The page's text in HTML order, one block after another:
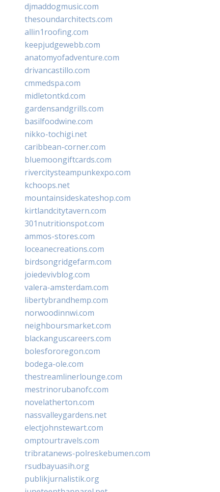
djmaddogmusic.com
thesoundarchitects.com
allin1roofing.com
keepjudgewebb.com
anatomyofadventure.com
drivancastillo.com
cmmedspa.com
midletontkd.com
gardensandgrills.com
basilfoodwine.com
nikko-tochigi.net
caribbean-corner.com
bluemoongiftcards.com
rivercitysteampunkexpo.com
kchoops.net
mountainsideskateshop.com
kirtlandcitytavern.com
301nutritionspot.com
ammos-stores.com
loceanecreations.com
birdsongridgefarm.com
joiedevivblog.com
valera-amsterdam.com
libertybrandhemp.com
norwoodinnwi.com
neighboursmarket.com
blackanguscareers.com
bolesfororegon.com
bodega-ole.com
thestreamlinerlounge.com
mestrinorubanofc.com
novelatherton.com
nassvalleygardens.net
electjohnstewart.com
omptourtravels.com
tribratanews-polreskebumen.com
rsudbayuasih.org
publikjurnalistik.org